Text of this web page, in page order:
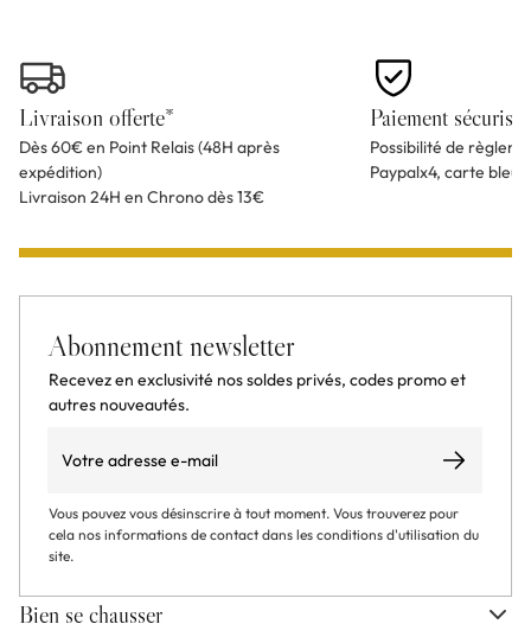
Livraison offerte*
Dès 60€ en Point Relais (48H après
expédition)
Livraison 24H en Chrono dès 13€
Paiement sécurisé
Possibilité de
Paypalx4, carte
Abonnement newsletter
Recevez en exclusivité nos soldes privés, codes promo et
autres nouveautés.
S’abonner
Vous pouvez vous désinscrire à tout moment. Vous trouverez pour
cela nos informations de contact dans les conditions d'utilisation du
site.
Bien se chausser